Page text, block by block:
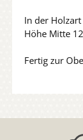
In der
Höhe Mitte
Fertig zur